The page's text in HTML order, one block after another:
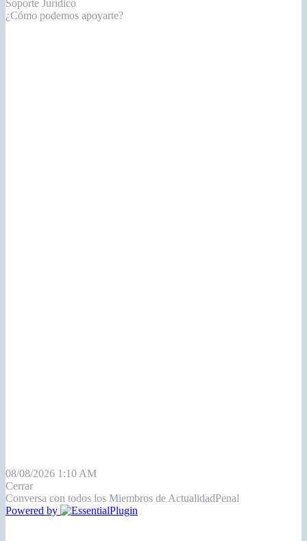
Soporte Jurídico
¿Cómo podemos apoyarte?
08/08/2026 1:10 AM
Cerrar
Conversa con todos los Miembros de ActualidadPenal
Powered by